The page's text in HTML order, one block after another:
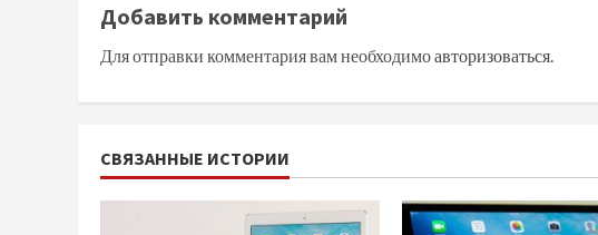
Добавить комментарий
Для отправки комментария вам необходимоавторизоваться.
СВЯЗАННЫЕ ИСТОРИИ